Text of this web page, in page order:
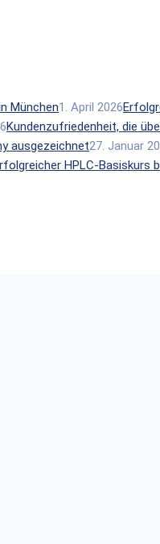
1. April 2026
Kundenzufriedenheit, die
27. Januar
HPLC-Basiskurs